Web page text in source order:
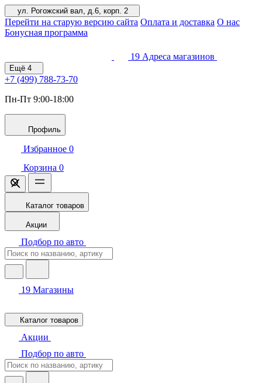
ул. Рогожский вал, д.6, корп. 2
Перейти на старую версию сайта Оплата и доставка О нас
Бонусная программа
19 Адреса магазинов
Ещё 4
+7 (499) 788-73-70
Пн-Пт 9:00-18:00
Профиль
Избранное 0
Корзина 0
Каталог товаров
Акции
Подбор по авто
19 Магазины
Каталог товаров
Акции
Подбор по авто